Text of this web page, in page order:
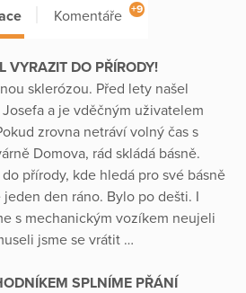
Komentáře +9
VYRAZIT DO PŘÍRODY!
sklerózou. Před lety našel
a je vděčným uživatelem
zrovna netráví volný čas s
Domova, rád skládá básně.
přírody, kde hledá pro své básně
den ráno. Bylo po dešti. I
s mechanickým vozíkem neujeli
jsme se vrátit …
SPLNÍME PŘÁNÍ